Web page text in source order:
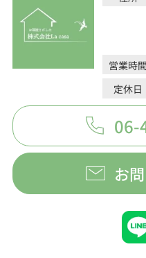
営業時間
定休日
06-
お